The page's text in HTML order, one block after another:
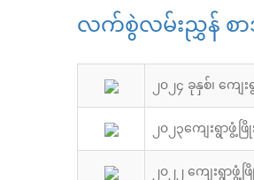
လက်စွဲလမ်းညွှန် စာအု
၂၀၂၄ ခုနှစ်၊ က
၂၀၂၃ကျေးရွာ
၂၀၂၂ ကျေးရွာ